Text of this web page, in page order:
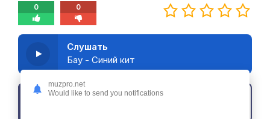
0 0
Слушать
Бау - Синий кит
muzpro.net
Would like to send you notifications